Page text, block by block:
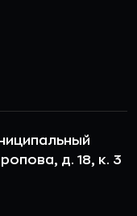
д. 18, к. 3